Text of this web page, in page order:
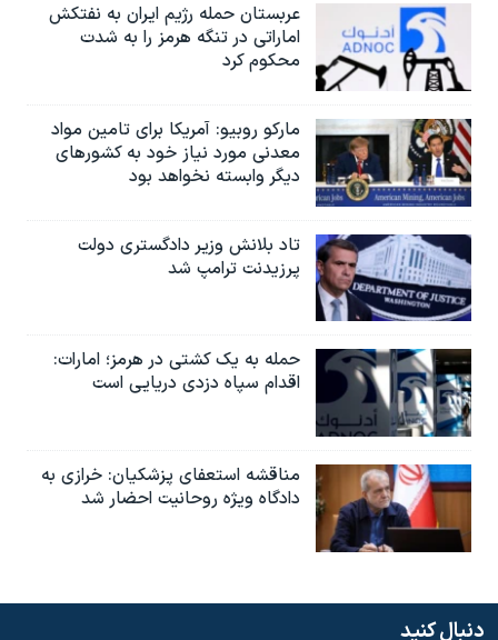
عربستان حمله رژیم ایران به نفتکش
اماراتی در تنگه هرمز را به‌ شدت
محکوم کرد
مارکو روبیو: آمریکا برای تامین مواد
معدنی مورد نیاز خود به کشورهای
دیگر وابسته نخواهد بود
تاد بلانش وزیر دادگستری دولت
پرزیدنت ترامپ شد
حمله به یک کشتی در هرمز؛ امارات:
اقدام سپاه دزدی دریایی است
مناقشه استعفای پزشکیان: خرازی به
دادگاه ویژه روحانیت احضار شد
دنبال کنید